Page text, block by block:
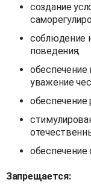
создание
соблюдение
поведения;
обеспечение
уважение
обеспечение
обеспечение
Запрещается: